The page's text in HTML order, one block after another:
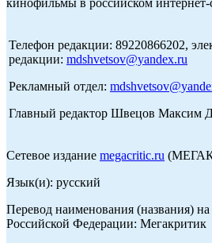
кинофильмы в российском интернет-
Телефон редакции: 89220866202,
редакции: mdshvetsov@yandex.ru
Рекламный отдел:
Главный редактор Швецов Максим
Сетевое издание megacritic.ru
Язык(и): русский
Перевод наименования (названия)
Российской Федерации: Мегакритик